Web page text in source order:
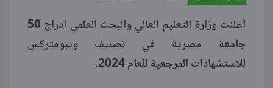
فنجان قهوة
بوابة الطلبة
أعلنت وزارة التعليم العالي والبحث العلمي إدراج 50
جامعة مصرية في تصنيف ويبومتركس
للاستشهادات المرجعية للعام 2024.